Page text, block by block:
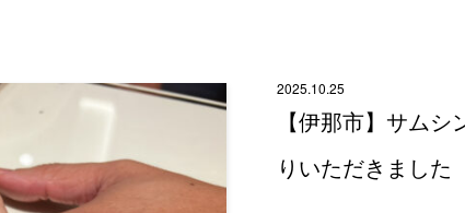
2025.10.25
【伊那市】サム
りいただきました